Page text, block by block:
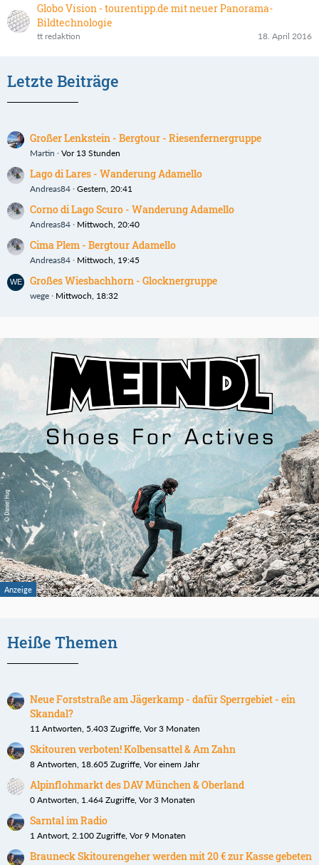
Globo Vision - tourentipp.de mit neuer Panorama-
Bildtechnologie
tt redaktion 18. April 2016
Letzte Beiträge
Großer Lenkstein - Bergtour - Riesenfernergruppe
Martin Vor 13 Stunden
Lago di Lares - Wanderung Adamello
Andreas84 Gestern, 20:41
Corno di Lago Scuro - Wanderung Adamello
Andreas84 Mittwoch, 20:40
Cima Plem - Bergtour Adamello
Andreas84 Mittwoch, 19:45
Großes Wiesbachhorn - Glocknergruppe
wege Mittwoch, 18:32
Heiße Themen
Neue Forststraße am Jägerkamp - dafür Sperrgebiet - ein
Skandal?
11 Antworten, 5.403 Zugriffe, Vor 3 Monaten
Skitouren verboten! Kolbensattel & Am Zahn
8 Antworten, 18.605 Zugriffe, Vor einem Jahr
Alpinflohmarkt des DAV München & Oberland
0 Antworten, 1.464 Zugriffe, Vor 3 Monaten
Sarntal im Radio
1 Antwort, 2.100 Zugriffe, Vor 9 Monaten
Brauneck Skitourengeher werden mit 20 € zur Kasse gebeten